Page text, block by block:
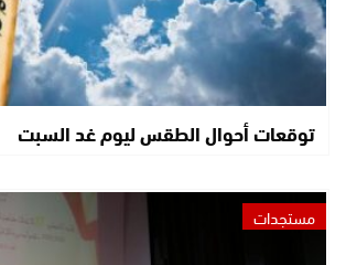
توقعات أحوال الطقس ليوم غد السبت
مستجدات